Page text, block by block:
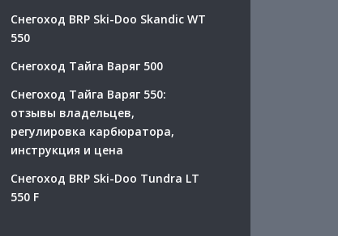
Снегоход BRP Ski-Doo Skandic WT
550
Снегоход Тайга Варяг 500
Снегоход Тайга Варяг 550:
отзывы владельцев,
регулировка карбюратора,
инструкция и цена
Снегоход BRP Ski-Doo Tundra LT
550 F